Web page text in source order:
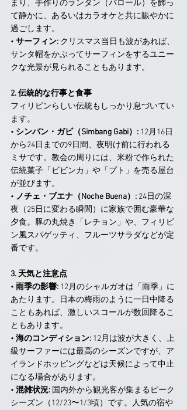
まり、手作りのランタン（パロール）を飾っ
て静かに、あるいはカラオケと共に賑やかに
過ごします。
• サーフィン: クリスマス当日も波があれば、
サンタ帽をかぶってサーフィンをするユニー
クな光景が見られることもあります。
2. 伝統的な行事と食事
フィリピンらしい伝統もしっかり息づいてい
ます。
• シンバン・ガビ（Simbang Gabi）: 12月16日
から24日までの9日間、夜明け前に行われる
ミサです。教会の周りには、米粉で作られた
伝統菓子「ビビンカ」や「プト」を売る屋台
が並びます。
• ノチェ・ブエナ（Noche Buena）: 24日の深
夜（25日に変わる瞬間）に家族で囲む豪華な
夕食。豚の丸焼き「レチョン」や、フィリピ
ン風スパゲッティ、フルーツサラダなどが定
番です。
3. 天気と注意点
• 雨季の影響: 12月のシャルガオは「雨季」に
あたります。日本の梅雨のように一日中降る
こともあれば、激しいスコールが数回降るこ
ともあります。
• 海のコンディション: 12月は波が大きく、上
級サーファーには最高のシーズンですが、ア
イランドホッピングなどは天候によって中止
になる場合があります。
• 混雑状況: 国内外から観光客が集まるピーク
シーズン（12/23〜1/3頃）です。人気の宿や